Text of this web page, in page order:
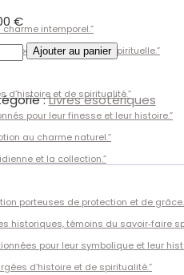
intemporel.”
et leur valeur spirituelle.”
d’histoire et de spiritualité.”
pour leur finesse et leur histoire.”
au charme naturel.”
et la collection.”
porteuses de protection et de
historiques, témoins du savoir‑faire
pour leur symbolique et leur
d’histoire et de spiritualité.”
€
Ajouter au panier
:Livres ésotériques